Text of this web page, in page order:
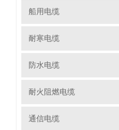
船用电缆
耐寒电缆
防水电缆
耐火阻燃电缆
通信电缆